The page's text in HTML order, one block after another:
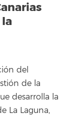
del
de la
desarrolla la
La Laguna,